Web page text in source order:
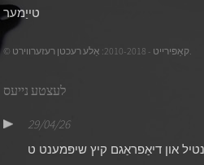
טייַמער
לעצטע נייעס
29/04/26